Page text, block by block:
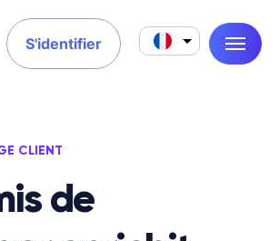
S'identifier
CLIENT
de